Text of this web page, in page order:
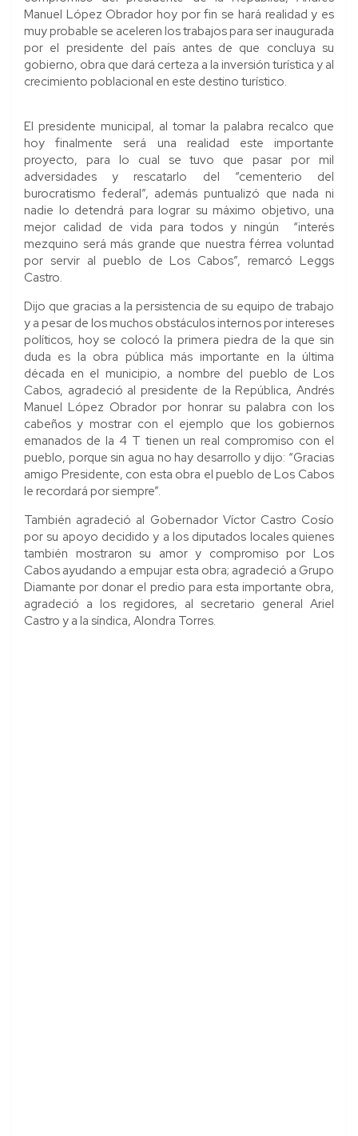
Manuel López Obrador hoy por fin se hará realidad y es
muy probable se aceleren los trabajos para ser inaugurada
por el presidente del país antes de que concluya su
gobierno, obra que dará certeza a la inversión turística y al
crecimiento poblacional en este destino turístico.
El presidente municipal, al tomar la palabra recalco que
hoy finalmente será una realidad este importante
proyecto, para lo cual se tuvo que pasar por mil
adversidades y rescatarlo del “cementerio del
burocratismo federal”, además puntualizó que nada ni
nadie lo detendrá para lograr su máximo objetivo, una
mejor calidad de vida para todos y ningún “interés
mezquino será más grande que nuestra férrea voluntad
por servir al pueblo de Los Cabos”, remarcó Leggs
Castro.
Dijo que gracias a la persistencia de su equipo de trabajo
y a pesar de los muchos obstáculos internos por intereses
políticos, hoy se colocó la primera piedra de la que sin
duda es la obra pública más importante en la última
década en el municipio, a nombre del pueblo de Los
Cabos, agradeció al presidente de la República, Andrés
Manuel López Obrador por honrar su palabra con los
cabeños y mostrar con el ejemplo que los gobiernos
emanados de la 4 T tienen un real compromiso con el
pueblo, porque sin agua no hay desarrollo y dijo: “Gracias
amigo Presidente, con esta obra el pueblo de Los Cabos
le recordará por siempre”.
También agradeció al Gobernador Víctor Castro Cosío
por su apoyo decidido y a los diputados locales quienes
también mostraron su amor y compromiso por Los
Cabos ayudando a empujar esta obra; agradeció a Grupo
Diamante por donar el predio para esta importante obra,
agradeció a los regidores, al secretario general Ariel
Castro y a la síndica, Alondra Torres.